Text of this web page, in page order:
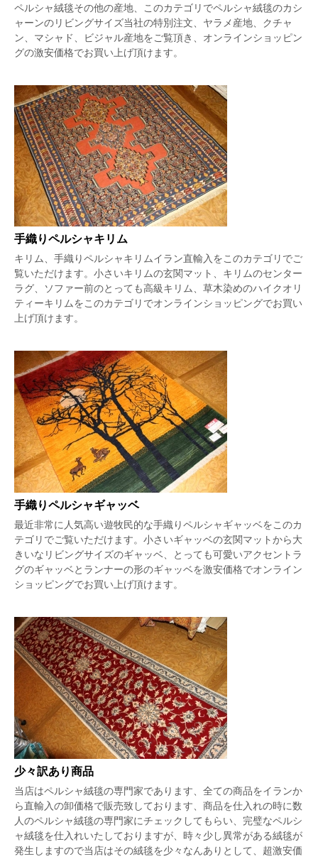
ペルシャ絨毯その他の産地、このカテゴリでペルシャ絨毯のカシ
ャーンのリビングサイズ当社の特別注文、ヤラメ産地、クチャ
ン、マシャド、ビジャル産地をご覧頂き、オンラインショッピン
グの激安価格でお買い上げ頂けます。
手織りペルシャキリム
キリム、手織りペルシャキリムイラン直輸入をこのカテゴリでご
覧いただけます。小さいキリムの玄関マット、キリムのセンター
ラグ、ソファー前のとっても高級キリム、草木染めのハイクオリ
ティーキリムをこのカテゴリでオンラインショッピングでお買い
上げ頂けます。
手織りペルシャギャッベ
最近非常に人気高い遊牧民的な手織りペルシャギャッベをこのカ
テゴリでご覧いただけます。小さいギャッベの玄関マットから大
きいなリビングサイズのギャッベ、とっても可愛いアクセントラ
グのギャッベとランナーの形のギャッベを激安価格でオンライン
ショッピングでお買い上げ頂けます。
少々訳あり商品
当店はペルシャ絨毯の専門家であります、全ての商品をイランか
ら直輸入の卸価格で販売致しております、商品を仕入れの時に数
人のペルシャ絨毯の専門家にチェックしてもらい、完璧なペルシ
ャ絨毯を仕入れいたしておりますが、時々少し異常がある絨毯が
発生しますので当店はその絨毯を少々なんありとして、超激安価